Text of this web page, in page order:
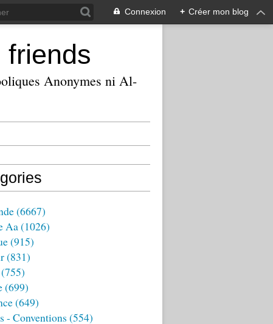
Connexion + Créer mon blog
friends
Anonymes ni Al-
(6667)
Aa(1026)
(915)
(831)
(755)
(699)
(649)
- Conventions (554)